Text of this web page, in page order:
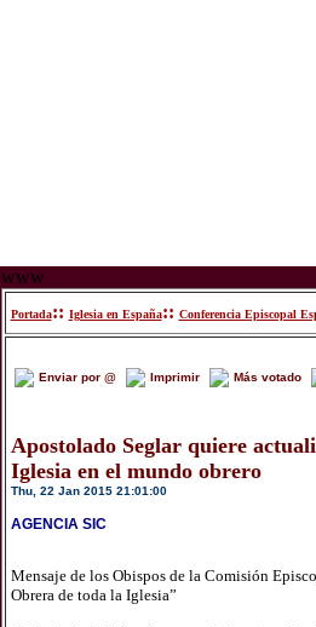
www
Portada:: Iglesia en España:: Conferencia Episcopal
Enviar por @ Imprimir Más votado
Apostolado Seglar quiere
Iglesia en el mundo obrero
Thu, 22 Jan 2015 21:01:00
AGENCIA SIC
Mensaje de los Obispos de la Comisión
Obrera de toda la Iglesia”